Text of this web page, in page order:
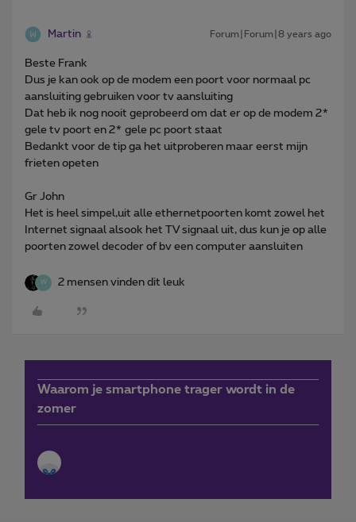
Martin Forum|Forum|8 years ago
Beste Frank
Dus je kan ook op de modem een poort voor normaal pc
aansluiting gebruiken voor tv aansluiting
Dat heb ik nog nooit geprobeerd om dat er op de modem 2*
gele tv poort en 2* gele pc poort staat
Bedankt voor de tip ga het uitproberen maar eerst mijn
frieten opeten
Gr John
Het is heel simpel,uit alle ethernetpoorten komt zowel het
Internet signaal alsook het TV signaal uit, dus kun je op alle
poorten zowel decoder of bv een computer aansluiten
W 2 mensen vinden dit leuk
Waarom je smartphone trager wordt in de
zomer